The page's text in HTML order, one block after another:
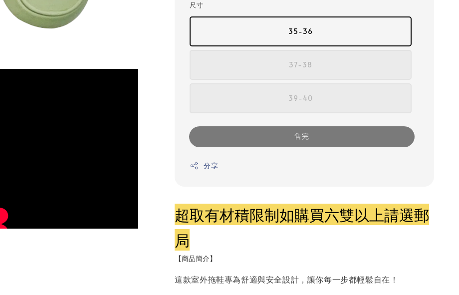
尺寸
35-36
37-38
39-40
售完
分享
超取有材積限制如購買六雙以上請選郵
局
【商品簡介】
這款室外拖鞋專為舒適與安全設計，讓你每一步都輕鬆自在！